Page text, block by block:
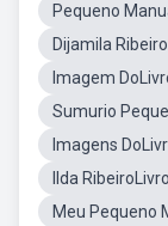
Pequeno
Dijamila
Imagem
Sumurio
Imagens
Ilda RibeiroLivro
Meu Pequeno